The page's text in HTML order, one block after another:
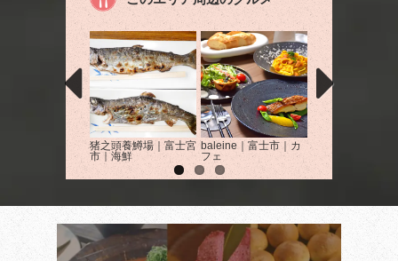
猪之頭養鱒場｜富士宮
市｜海鮮
baleine｜富士市｜カ
フェ
酒屋